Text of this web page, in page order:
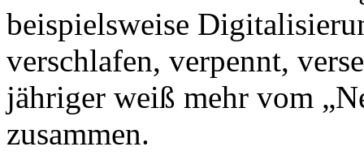
beispielsweise
verschlafen, verpennt,
jähriger weiß mehr vom
zusammen.